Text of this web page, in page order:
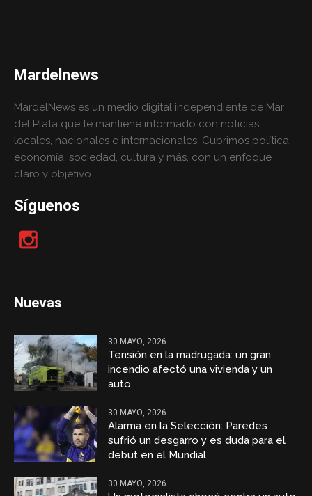
Mardelnews
MardelNews es un medio digital independiente de Mar
del Plata que te mantiene informado con noticias
locales, nacionales e internacionales. Cubrimos política,
economía, sociedad, cultura y más, con un enfoque
claro y objetivo.
Síguenos
Nuevas
30 MAYO, 2026
Tensión en la madrugada: un gran
incendio afectó una vivienda y un
auto
30 MAYO, 2026
Alarma en la Selección: Paredes
sufrió un desgarro y es duda para el
debut en el Mundial
30 MAYO, 2026